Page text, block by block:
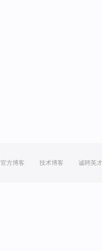
官方博客 技术博客 诚聘英才